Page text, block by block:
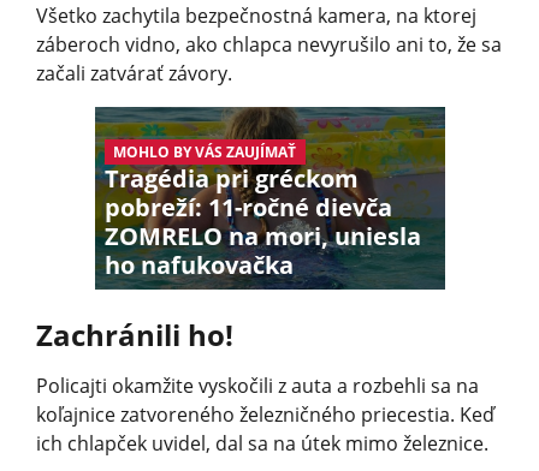
Všetko zachytila bezpečnostná kamera, na ktorej
záberoch vidno, ako chlapca nevyrušilo ani to, že sa
začali zatvárať závory.
MOHLO BY VÁS ZAUJÍMAŤ
Tragédia pri gréckom
pobreží: 11-ročné dievča
ZOMRELO na mori, uniesla
ho nafukovačka
Zachránili ho!
Policajti okamžite vyskočili z auta a rozbehli sa na
koľajnice zatvoreného železničného priecestia. Keď
ich chlapček uvidel, dal sa na útek mimo železnice.